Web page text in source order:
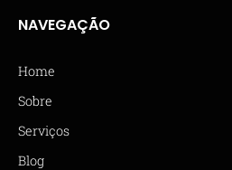
NAVEGAÇÃO
Home
Sobre
Serviços
Blog